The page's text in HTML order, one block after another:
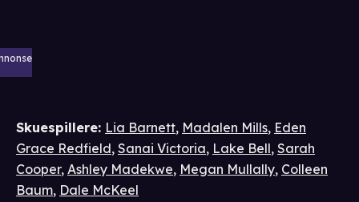
Skuespillere: Lia Barnett, Madalen Mills, Eden
Grace Redfield, Sanai Victoria, Lake Bell, Sarah
Cooper, Ashley Madekwe, Megan Mullally, Colleen
Baum, Dale McKeel